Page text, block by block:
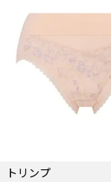
トリンプ